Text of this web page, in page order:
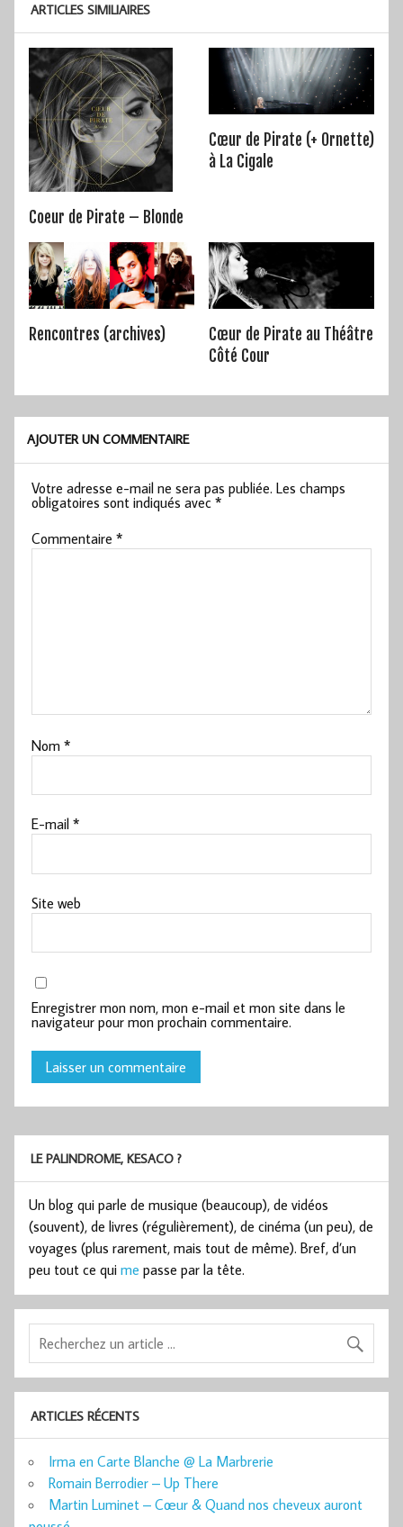
ARTICLES SIMILIAIRES
Coeur de Pirate – Blonde
Cœur de Pirate (+ Ornette)
à La Cigale
Rencontres (archives)
Cœur de Pirate au Théâtre
Côté Cour
AJOUTER UN COMMENTAIRE
Votre adresse e-mail ne sera pas publiée. Les champs
obligatoires sont indiqués avec*
Commentaire*
Nom*
E-mail*
Site web
Enregistrer mon nom, mon e-mail et mon site dans le
navigateur pour mon prochain commentaire.
LE PALINDROME, KESACO ?
Un blog qui parle de musique (beaucoup), de vidéos
(souvent), de livres (régulièrement), de cinéma (un peu), de
voyages (plus rarement, mais tout de même). Bref, d’un
peu tout ce qui me passe par la tête.
ARTICLES RÉCENTS
Irma en Carte Blanche @ La Marbrerie
Romain Berrodier – Up There
Martin Luminet – Cœur & Quand nos cheveux auront